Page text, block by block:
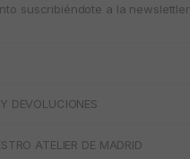
suscribiéndote a la newslettler
DEVOLUCIONES
ATELIER DE MADRID